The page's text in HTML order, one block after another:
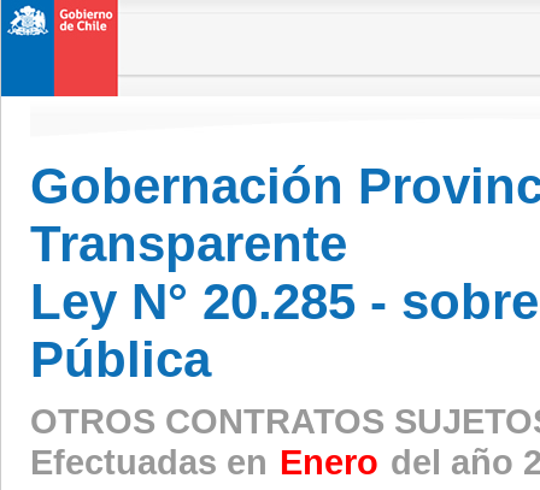
Gobernación
Transparente
Ley N° 20.285 -
Pública
OTROS CONTRATOS
Efectuadas en Enero del año